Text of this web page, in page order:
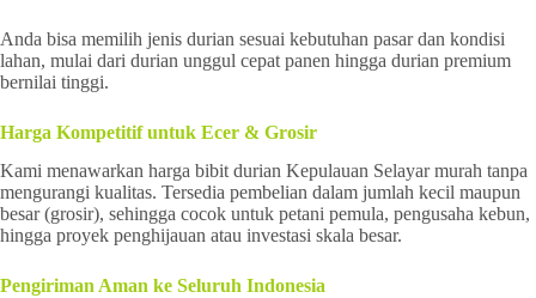
Anda bisa memilih jenis durian sesuai kebutuhan pasar dan kondisi
lahan, mulai dari durian unggul cepat panen hingga durian premium
bernilai tinggi.
Harga Kompetitif untuk Ecer & Grosir
Kami menawarkan harga bibit durian Kepulauan Selayar murah tanpa
mengurangi kualitas. Tersedia pembelian dalam jumlah kecil maupun
besar (grosir), sehingga cocok untuk petani pemula, pengusaha kebun,
hingga proyek penghijauan atau investasi skala besar.
Pengiriman Aman ke Seluruh Indonesia